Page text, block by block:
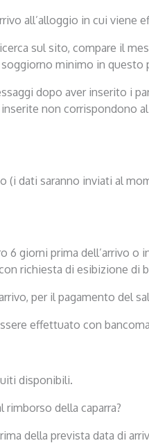
all’alloggio in cui
sul sito, compare il
soggiorno minimo in questo
dopo aver inserito i
non corrispondono
(i dati saranno inviati al
giorni prima dell’arrivo
richiesta di esibizione di
per il pagamento del
effettuato con
disponibili.
della caparra?
della prevista data di